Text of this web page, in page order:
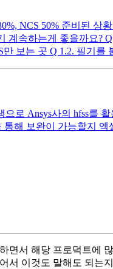
NCS 50% 준비된 상
속하는게 좋을까요?
보는 곳 Q 1.2. 필기
로 Ansys사의 hfss를
해 보완이 가능할지
서 해당 프로덕트에
이것도 말해도 되는